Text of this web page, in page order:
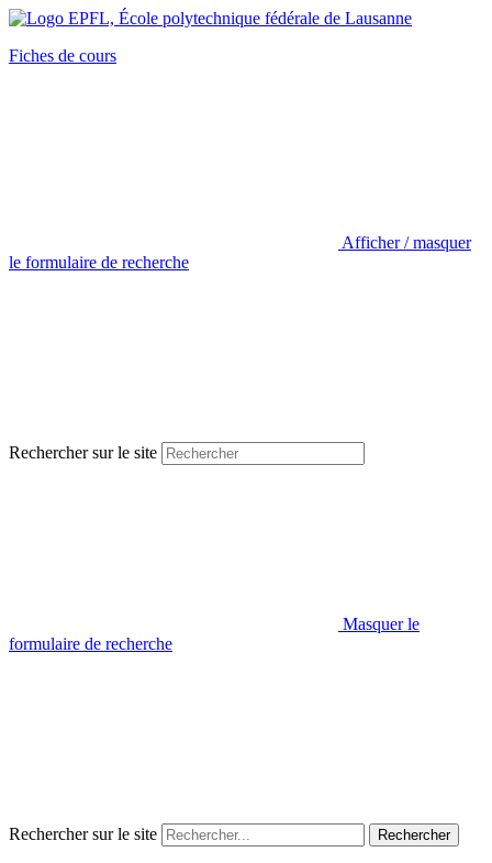
Fiches de cours
Afficher / masquer
le formulaire de recherche
Rechercher sur le site
Masquer le
formulaire de recherche
Rechercher sur le site Rechercher